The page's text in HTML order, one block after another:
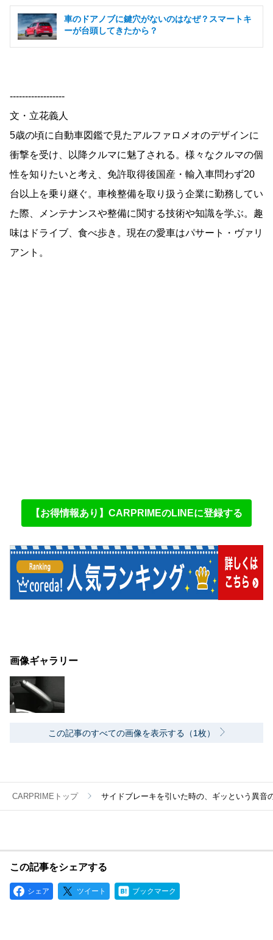
車のドアノブに鍵穴がないのはなぜ？スマートキ
ーが台頭してきたから？
------------------
文・立花義人
5歳の頃に自動車図鑑で見たアルファロメオのデザインに
衝撃を受け、以降クルマに魅了される。様々なクルマの個
性を知りたいと考え、免許取得後国産・輸入車問わず20
台以上を乗り継ぐ。車検整備を取り扱う企業に勤務してい
た際、メンテナンスや整備に関する技術や知識を学ぶ。趣
味はドライブ、食べ歩き。現在の愛車はパサート・ヴァリ
アント。
【お得情報あり】CARPRIMEのLINEに登録する
画像ギャラリー
この記事のすべての画像を表示する（1枚）
CARPRIMEトップ サイドブレーキを引いた時の、ギッという異音
この記事をシェアする
シェア ツイート ブックマーク